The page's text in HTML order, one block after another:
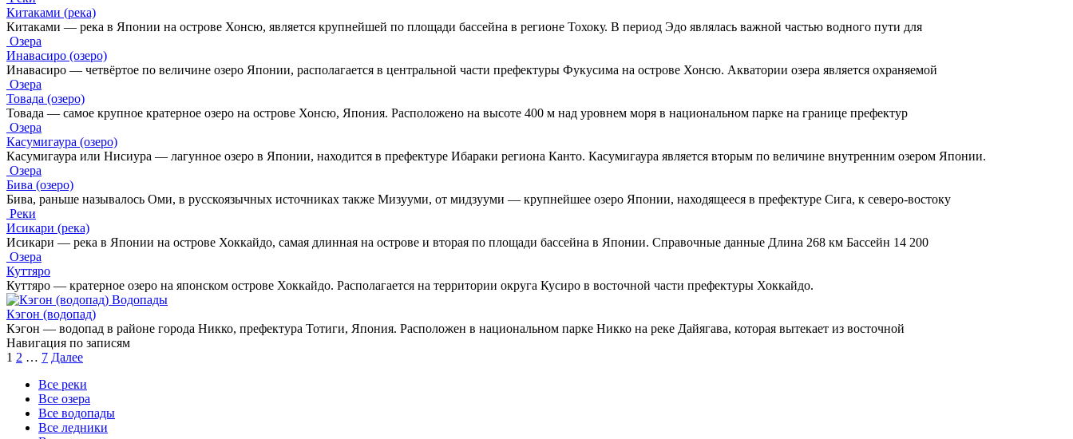
Китаками (река)
Китаками — река в Японии на острове Хонсю, является крупнейшей по площади бассейна в регионе Тохоку. В период Эдо являлась важной частью водного пути для
Озера
Инавасиро (озеро)
Инавасиро — четвёртое по величине озеро Японии, располагается в центральной части префектуры Фукусима на острове Хонсю. Акватории озера является охраняемой
Озера
Товада (озеро)
Товада — самое крупное кратерное озеро на острове Хонсю, Япония. Расположено на высоте 400 м над уровнем моря в национальном парке на границе префектур
Озера
Касумигаура (озеро)
Касумигаура или Нисиура — лагунное озеро в Японии, находится в префектуре Ибараки региона Канто. Касумигаура является вторым по величине внутренним озером Японии.
Озера
Бива (озеро)
Бива, раньше называлось Оми, в русскоязычных источниках также Мизууми, от мидзууми — крупнейшее озеро Японии, находящееся в префектуре Сига, к северо-востоку
Реки
Исикари (река)
Исикари — река в Японии на острове Хоккайдо, самая длинная на острове и вторая по площади бассейна в Японии. Справочные данные Длина 268 км Бассейн 14 200
Озера
Куттяро
Куттяро — кратерное озеро на японском острове Хоккайдо. Располагается на территории округа Кусиро в восточной части префектуры Хоккайдо.
Водопады
Кэгон (водопад)
Кэгон — водопад в районе города Никко, префектура Тотиги, Япония. Расположен в национальном парке Никко на реке Дайягава, которая вытекает из восточной
Навигация по записям
1 2 … 7 Далее
Все реки
Все озера
Все водопады
Все ледники